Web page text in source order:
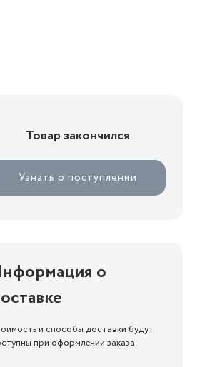
Товар закончился
Узнать о поступлении
о
и способы доставки будут
при оформлении заказа.